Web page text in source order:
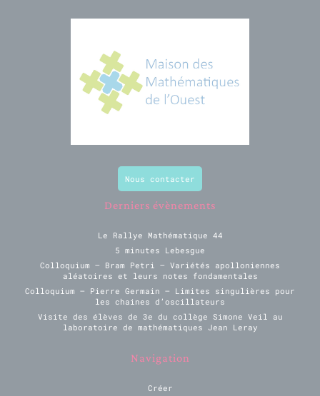
Nous contacter
Derniers évènements
Le Rallye Mathématique 44
5 minutes Lebesgue
Colloquium – Bram Petri – Variétés apolloniennes
aléatoires et leurs notes fondamentales
Colloquium – Pierre Germain – Limites singulières pour
les chaines d’oscillateurs
Visite des élèves de 3e du collège Simone Veil au
laboratoire de mathématiques Jean Leray
Navigation
Créer